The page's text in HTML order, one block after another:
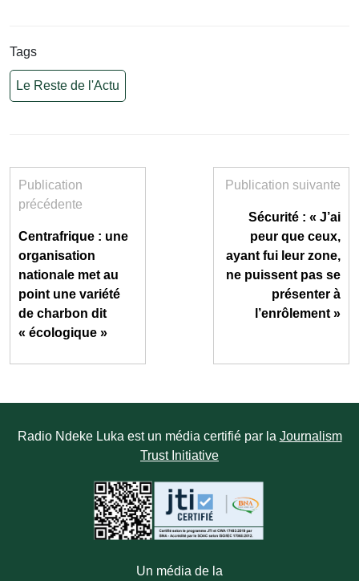
Tags
Le Reste de l'Actu
Publication
précédente
Centrafrique : une
organisation
nationale met au
point une variété
de charbon dit
« écologique »
Publication suivante
Sécurité : « J’ai
peur que ceux,
ayant fui leur zone,
ne puissent pas se
présenter à
l’enrôlement »
Radio Ndeke Luka est un média certifié par la Journalism
Trust Initiative
Un média de la